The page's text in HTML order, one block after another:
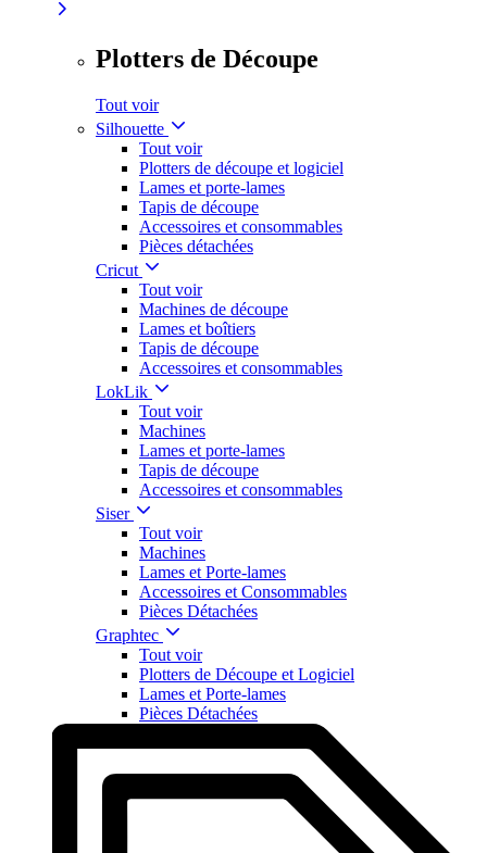
Plotters de Découpe
Tout voir
Silhouette
Tout voir
Plotters de découpe et logiciel
Lames et porte-lames
Tapis de découpe
Accessoires et consommables
Pièces détachées
Cricut
Tout voir
Machines de découpe
Lames et boîtiers
Tapis de découpe
Accessoires et consommables
LokLik
Tout voir
Machines
Lames et porte-lames
Tapis de découpe
Accessoires et consommables
Siser
Tout voir
Machines
Lames et Porte-lames
Accessoires et Consommables
Pièces Détachées
Graphtec
Tout voir
Plotters de Découpe et Logiciel
Lames et Porte-lames
Pièces Détachées